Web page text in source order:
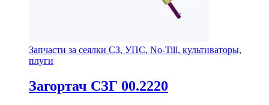
Запчасти за сеялки СЗ, УПС, No-Till, культиваторы,
плуги
Загортач СЗГ 00.2220